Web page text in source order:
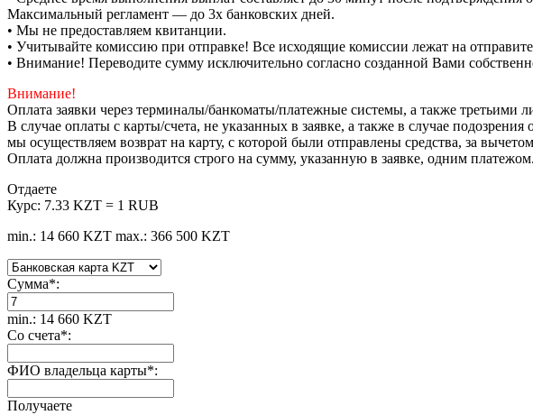
Максимальный регламент — до 3х банковских дней.
• Мы не предоставляем квитанции.
• Учитывайте комиссию при отправке! Все исходящие комиссии лежат на
• Внимание! Переводите сумму исключительно согласно созданной Вами
Внимание!
Оплата заявки через терминалы/банкоматы/платежные системы, а также
В случае оплаты с карты/счета, не указанных в заявке, а также в случае
мы осуществляем возврат на карту, с которой были отправлены средства, за
Оплата должна производится строго на сумму, указанную в заявке, одним
Отдаете
Курс: 7.33 KZT = 1 RUB
min.: 14 660 KZT max.: 366 500 KZT
Сумма*:
min.: 14 660 KZT
Со счета*:
ФИО владельца карты*:
Получаете